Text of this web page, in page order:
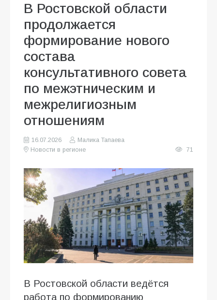
В Ростовской области
продолжается
формирование нового
состава
консультативного совета
по межэтническим и
межрелигиозным
отношениям
16.07.2026
Малика Тапаева
Новости в регионе
71
В Ростовской области ведётся
работа по формированию